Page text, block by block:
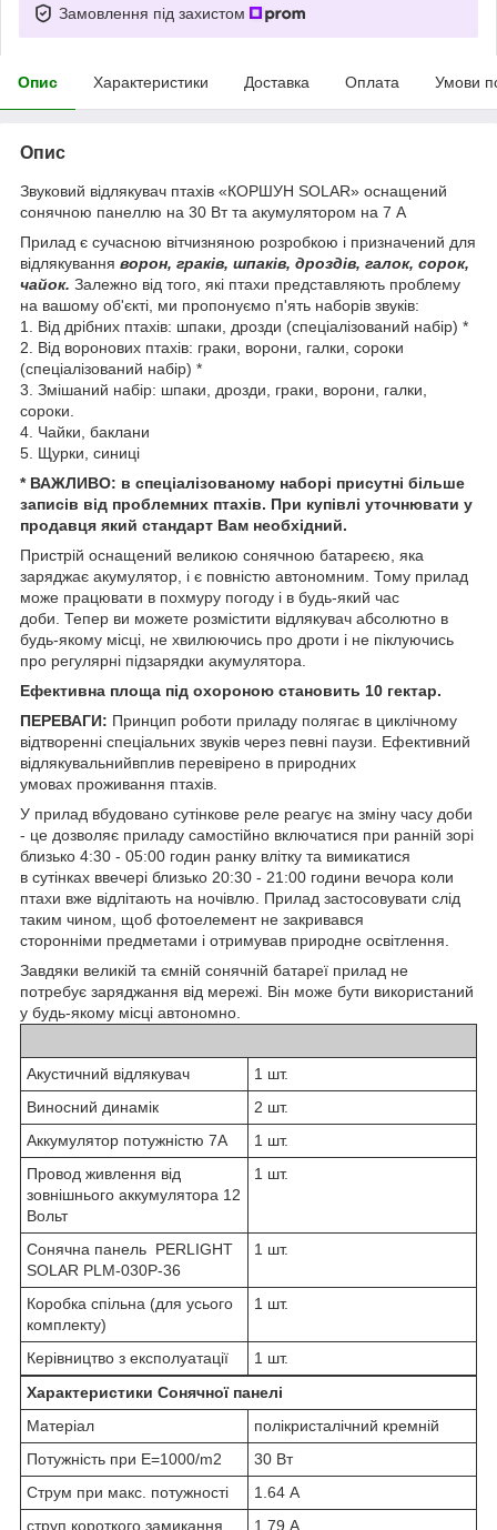
Замовлення під захистом
Опис Характеристики Доставка Оплата Умови
Опис
Звуковий відлякувач птахів «КОРШУН SOLAR» оснащений
сонячною панеллю на 30 Вт та акумулятором на 7 А
Прилад є сучасною вітчизняною розробкою і призначений для
відлякування ворон, граків, шпаків, дроздів, галок, сорок,
чайок. Залежно від того, які птахи представляють проблему
на вашому об'єкті, ми пропонуємо п'ять наборів звуків:
1. Від дрібних птахів: шпаки, дрозди (спеціалізований набір) *
2. Від воронових птахів: граки, ворони, галки, сороки
(спеціалізований набір) *
3. Змішаний набір: шпаки, дрозди, граки, ворони, галки,
сороки.
4. Чайки, баклани
5. Щурки, синиці
* ВАЖЛИВО: в спеціалізованому наборі присутні більше
записів від проблемних птахів. При купівлі уточнювати у
продавця який стандарт Вам необхідний.
Пристрій оснащений великою сонячною батареєю, яка
заряджає акумулятор, і є повністю автономним. Тому прилад
може працювати в похмуру погоду і в будь-який час
доби. Тепер ви можете розмістити відлякувач абсолютно в
будь-якому місці, не хвилюючись про дроти і не піклуючись
про регулярні підзарядки акумулятора.
Ефективна площа під охороною становить 10 гектар.
ПЕРЕВАГИ: Принцип роботи приладу полягає в циклічному
відтворенні спеціальних звуків через певні паузи. Ефективний
відлякувальнийвплив перевірено в природних
умовах проживання птахів.
У прилад вбудовано сутінкове реле реагує на зміну часу доби
- це дозволяє приладу самостійно включатися при ранній зорі
близько 4:30 - 05:00 годин ранку влітку та вимикатися
в сутінках ввечері близько 20:30 - 21:00 години вечора коли
птахи вже відлітають на ночівлю. Прилад застосовувати слід
таким чином, щоб фотоелемент не закривався
сторонніми предметами і отримував природне освітлення.
Завдяки великій та ємній сонячній батареї прилад не
потребує заряджання від мережі. Він може бути використаний
у будь-якому місці автономно.
Акустичний відлякувач
1 шт.
Виносний динамік
2 шт.
Аккумулятор потужністю 7А
1 шт.
Провод живлення від
зовнішнього аккумулятора 12
Вольт
1 шт.
Сонячна панель PERLIGHT
SOLAR PLM-030P-36
1 шт.
Коробка спільна (для усього
комплекту)
1 шт.
Керівництво з експолуатації
1 шт.
Характеристики Сонячної панелі
Матеріал
полікристалічний кремній
Потужність при Е=1000/m2
30 Вт
Струм при макс. потужності
1.64 А
струп короткого замикання
1.79 А